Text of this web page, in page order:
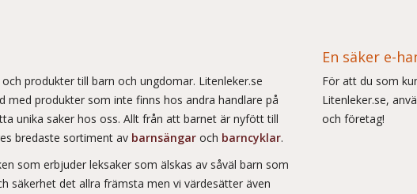
produkter till barn och ungdomar. Litenleker.se
med produkter som inte finns hos andra handlare på
unika saker hos oss. Allt från att barnet är nyfött till
bredaste sortiment av barnsängar och barncyklar.
som erbjuder leksaker som älskas av såväl barn som
säkerhet det allra främsta men vi värdesätter även
En säker e-
För att du som
Litenleker.se,
och företag!